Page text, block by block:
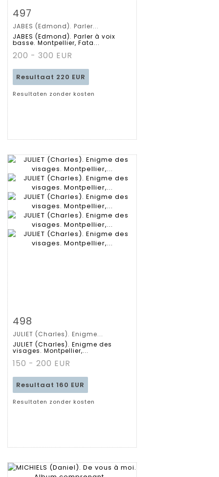
Gedetailleerde
fiche
497
JABES (Edmond). Parler...
JABES (Edmond). Parler à voix
basse. Montpellier, Fata...
200 - 300 EUR
Resultaat 220 EUR
Resultaten zonder kosten
Gedetailleerde
fiche
498
JULIET (Charles). Enigme...
JULIET (Charles). Enigme des
visages. Montpellier,...
150 - 200 EUR
Resultaat 160 EUR
Resultaten zonder kosten